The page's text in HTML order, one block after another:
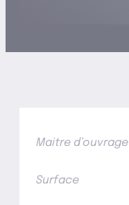
Maitre d’ouvrage
Surface